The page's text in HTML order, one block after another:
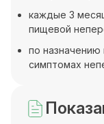
каждые 3
пищевой
по назначению
симптомах